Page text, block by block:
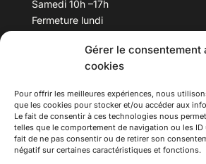
Gérer le consentement
cookies
Pour offrir les meilleures expériences, nous
que les cookies pour stocker et/ou accéder aux
Le fait de consentir à ces technologies nous
telles que le comportement de navigation ou les ID
fait de ne pas consentir ou de retirer son
négatif sur certaines caractéristiques et fonctions.
Samedi 10h –17h
Fermeture lundi
Téléphone : 04 78 53 06 40